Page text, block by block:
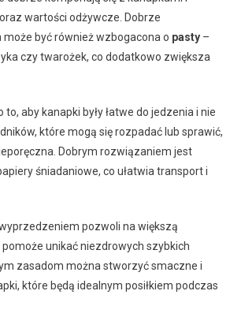
wartości odżywcze. Dobrze
być również wzbogacona o pasty–
czy twarożek, co dodatkowo zwiększa
aby kanapki były łatwe do jedzenia i nie
które mogą się rozpadać lub sprawić,
Dobrym rozwiązaniem jest
śniadaniowe, co ułatwia transport i
pozwoli na większą
unikać niezdrowych szybkich
zasadom można stworzyć smaczne i
które będą idealnym posiłkiem podczas